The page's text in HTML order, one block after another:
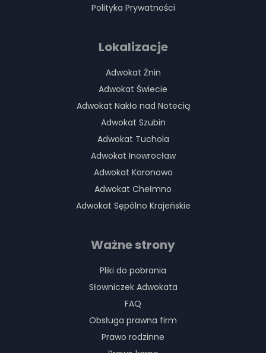
Polityka Prywatności
Lokalizacje
Adwokat Żnin
Adwokat Świecie
Adwokat Nakło nad Notecią
Adwokat Szubin
Adwokat Tuchola
Adwokat Inowrocław
Adwokat Koronowo
Adwokat Chełmno
Adwokat Sępólno Krajeńskie
Ważne strony
Pliki do pobrania
Słowniczek Adwokata
FAQ
Obsługa prawna firm
Prawo rodzinne